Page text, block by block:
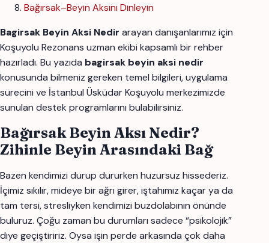
Bağırsak–Beyin Aksını Dinleyin
Bagirsak Beyin Aksi Nedir arayan danışanlarımız için
Koşuyolu Rezonans uzman ekibi kapsamlı bir rehber
hazırladı. Bu yazıda bagirsak beyin aksi nedir
konusunda bilmeniz gereken temel bilgileri, uygulama
sürecini ve İstanbul Üsküdar Koşuyolu merkezimizde
sunulan destek programlarını bulabilirsiniz.
Bağırsak Beyin Aksı Nedir?
Zihinle Beyin Arasındaki Bağ
Bazen kendimizi durup dururken huzursuz hissederiz.
İçimiz sıkılır, mideye bir ağrı girer, iştahımız kaçar ya da
tam tersi, stresliyken kendimizi buzdolabının önünde
buluruz. Çoğu zaman bu durumları sadece “psikolojik”
diye geçiştiririz. Oysa işin perde arkasında çok daha